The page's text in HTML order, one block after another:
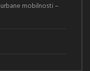
mobilnosti –